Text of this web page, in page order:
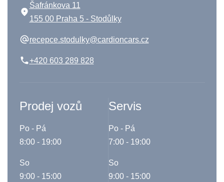
Šafránkova 11
155 00 Praha 5 - Stodůlky
recepce.stodulky@cardioncars.cz
+420 603 289 828
Prodej vozů
Po - Pá
8:00 - 19:00
So
9:00 - 15:00
Servis
Po - Pá
7:00 - 19:00
So
9:00 - 15:00